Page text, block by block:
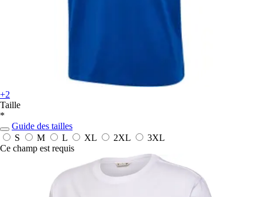
+2
Taille
*
Guide des tailles
S
M L XL 2XL
3XL
Ce champ est requis